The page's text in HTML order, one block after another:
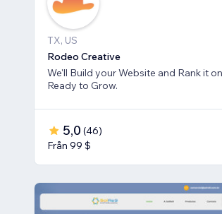
TX, US
Rodeo Creative
We'll Build your Website and Rank it
Ready to Grow.
5,0 (46)
Från 99 $